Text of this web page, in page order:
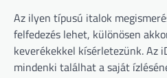
Az ilyen típusú italok
felfedezés lehet, különösen
keverékekkel kísérletezünk. Az
mindenki találhat a saját